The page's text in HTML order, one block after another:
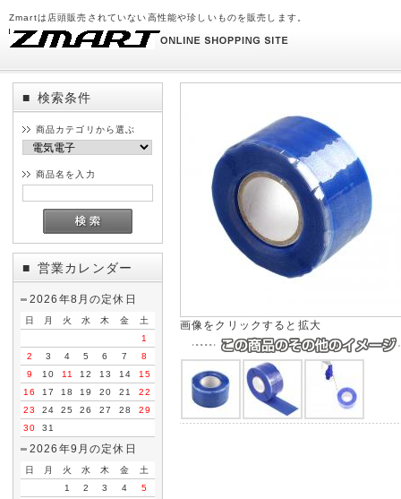
Zmartは店頭販売されていない高性能や珍しいものを販売します。
■ 検索条件
商品カテゴリから選ぶ
商品名を入力
■ 営業カレンダー
2026年8月の定休日
日 月 火 水 木 金
土
1
2
3 4 5 6 7
8
9
10 11 12 13 14
15
16
17 18 19 20 21
22
23
24 25 26 27 28
29
30
31
2026年9月の定休日
日 月 火 水 木 金
土
1
2 3 4
5
画像をクリックすると拡大